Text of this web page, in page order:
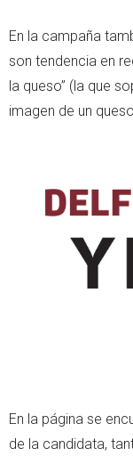
En la campaña
son tendencia en
la queso” (la que
imagen de un
En la página se
de la candidata,